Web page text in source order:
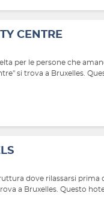
CENTRE
per le persone che
si trova a Bruxelles.
dove rilassarsi prima
a Bruxelles. Questo